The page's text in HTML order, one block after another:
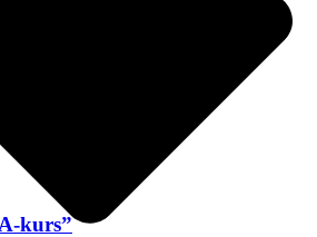
kurs”